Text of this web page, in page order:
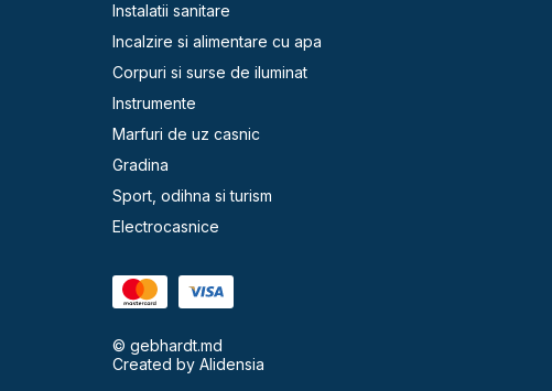
Instalatii sanitare
Incalzire si alimentare cu apa
Corpuri si surse de iluminat
Instrumente
Marfuri de uz casnic
Gradina
Sport, odihna si turism
Electrocasnice
© gebhardt.md
Created by Alidensia